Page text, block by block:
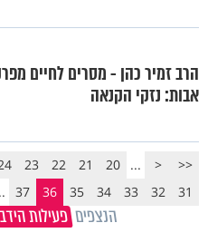
הרב זמיר כהן - מסרים לחיים
אבות: נזקי הקנאה
<<
<
...
20
21
22
23
31
32
33
34
35
36
37
הנצפים פעילות